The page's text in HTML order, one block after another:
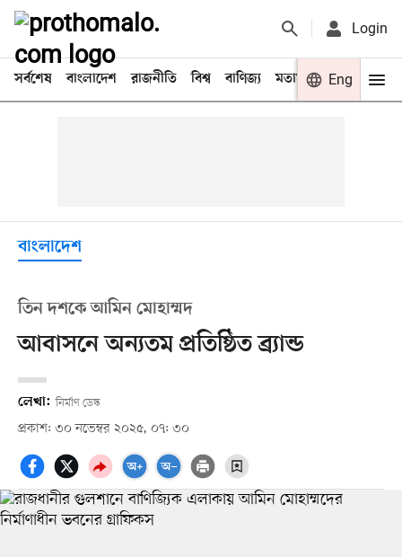
Login
সর্বশেষ বাংলাদেশ রাজনীতি বিশ্ব বাণিজ্য মতামত খেলা
Eng
বাংলাদেশ
তিন দশকে আমিন মোহাম্মদ
আবাসনে অন্যতম প্রতিষ্ঠিত ব্র্যান্ড
লেখা: নির্মাণ ডেস্ক
প্রকাশ: ৩০ নভেম্বর ২০২৫, ০৭: ৩০